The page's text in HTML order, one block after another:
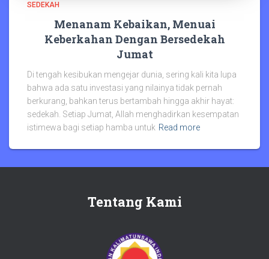
SEDEKAH
Menanam Kebaikan, Menuai
Keberkahan Dengan Bersedekah
Jumat
Di tengah kesibukan mengejar dunia, sering kali kita lupa
bahwa ada satu investasi yang nilainya tidak pernah
berkurang, bahkan terus bertambah hingga akhir hayat:
sedekah. Setiap Jumat, Allah menghadirkan kesempatan
istimewa bagi setiap hamba untuk Read more
Tentang Kami